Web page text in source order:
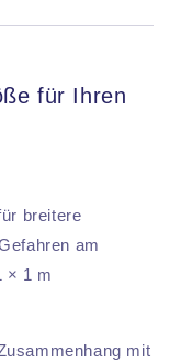
für Ihren
breitere
am
× 1 m
mit